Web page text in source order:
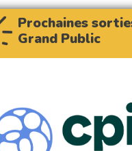
Prochaines
Grand Public